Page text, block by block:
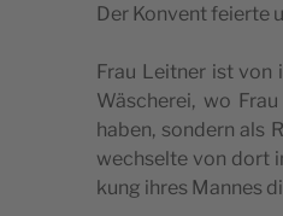
Der Kon­vent fei­er­te
Frau Leit­ner ist von
Wäsche­rei, wo
haben, son­dern als
wech­sel­te von dort
kung ihres Man­nes